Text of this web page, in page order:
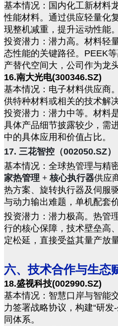
基本情况：国内化工新材料
性能材料。通过供应轻量化
现整机减重，提升运动性能。
投资潜力：潜力高。材料轻
态性能的关键路径。PEEK
产替代空间大，公司作为龙
16.南大光电(300346.SZ)
基本情况：电子材料供应商
供特种材料或相关的技术解
投资潜力：潜力中等。材料
具体产品细节披露较少，需
中的具体应用和价值占比。
17. 三花智控（002050.SZ）
基本情况：全球热管理与精
家热管理 + 核心执行器供应
热方案、旋转执行器及伺服
与动力输出难题，单机配套
投资潜力：潜力极高。热管
行的核心保障，技术壁垒高
定松延，直接受益其量产放
六、技术合作与生态
18.盛视科技(002990.SZ)
基本情况：智慧口岸与智能
力签署战略协议，构建“研
同体系。